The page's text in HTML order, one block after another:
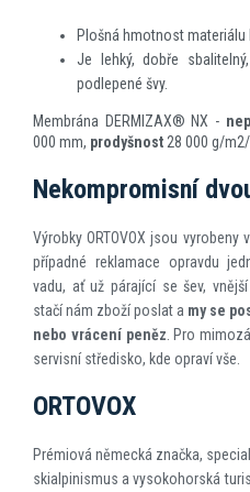
Plošná hmotnost materiálu
Je lehký, dobře
podlepené švy.
Membrána DERMIZAX® NX -
000 mm, prodyšnost 28 000 g/m2
Nekompromisní
Výrobky ORTOVOX jsou
případné reklamace opravdu
vadu, ať už párající se šev,
stačí nám zboží poslat a my se
nebo vrácení peněz . Pro
servisní středisko, kde opraví vše.
ORTOVOX
Prémiová německá značka,
skialpinismus a vysokohorská